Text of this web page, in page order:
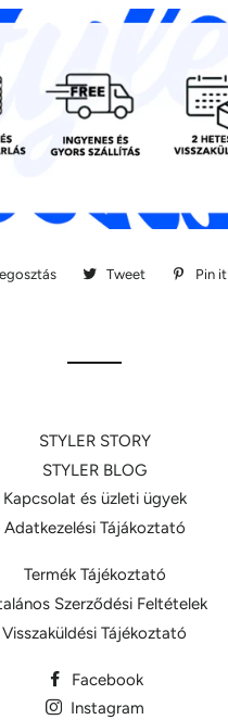
Megosztás
Tweet
Megosztás
Pin it
STYLER STORY
STYLER BLOG
Kapcsolat és üzleti ügyek
Adatkezelési Tájákoztató
Termék Tájékoztató
Szerződési Feltételek
Visszaküldési Tájékoztató
Facebook
Instagram